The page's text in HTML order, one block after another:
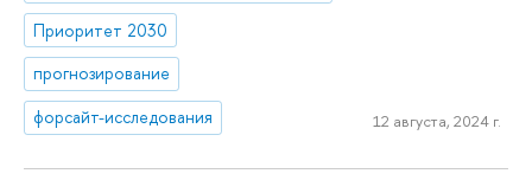
Приоритет 2030
прогнозирование
форсайт-исследования
12 августа, 2024 г.